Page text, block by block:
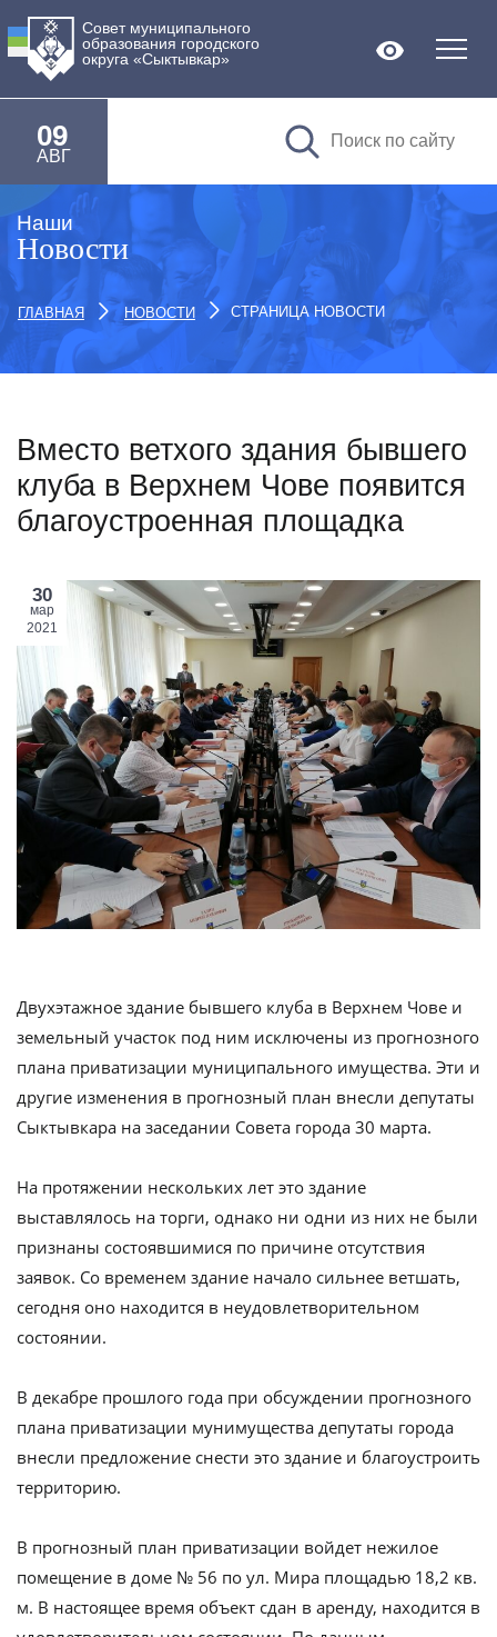
Совет муниципального
образования городского
округа «Сыктывкар»
09
АВГ
Версия
Наши
Новости
ГЛАВНАЯ НОВОСТИ СТРАНИЦА НОВОСТИ
Вместо ветхого здания бывшего
клуба в Верхнем Чове появится
благоустроенная площадка
30
мар
2021
Двухэтажное здание бывшего клуба в Верхнем Чове и
земельный участок под ним исключены из прогнозного
плана приватизации муниципального имущества. Эти и
другие изменения в прогнозный план внесли депутаты
Сыктывкара на заседании Совета города 30 марта.
На протяжении нескольких лет это здание
выставлялось на торги, однако ни одни из них не были
признаны состоявшимися по причине отсутствия
заявок. Со временем здание начало сильнее ветшать,
сегодня оно находится в неудовлетворительном
состоянии.
В декабре прошлого года при обсуждении прогнозного
плана приватизации мунимущества депутаты города
внесли предложение снести это здание и благоустроить
территорию.
В прогнозный план приватизации войдет нежилое
помещение в доме № 56 по ул. Мира площадью 18,2 кв.
м. В настоящее время объект сдан в аренду, находится в